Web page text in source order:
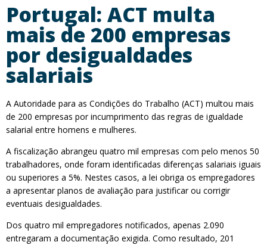
Portugal: ACT multa
mais de 200 empresas
por desigualdades
salariais
A Autoridade para as Condições do Trabalho (ACT) multou mais
de 200 empresas por incumprimento das regras de igualdade
salarial entre homens e mulheres.
A fiscalização abrangeu quatro mil empresas com pelo menos 50
trabalhadores, onde foram identificadas diferenças salariais iguais
ou superiores a 5%. Nestes casos, a lei obriga os empregadores
a apresentar planos de avaliação para justificar ou corrigir
eventuais desigualdades.
Dos quatro mil empregadores notificados, apenas 2.090
entregaram a documentação exigida. Como resultado, 201